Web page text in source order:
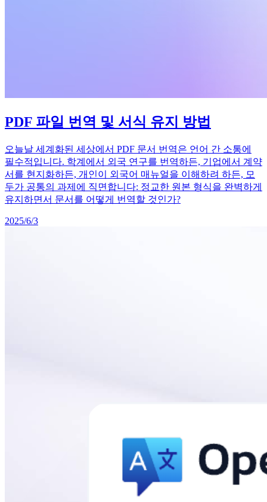
PDF 파일 번역 및 서식 유지 방법
오늘날 세계화된 세상에서 PDF 문서 번역은 언어 간 소통에
필수적입니다. 학계에서 외국 연구를 번역하든, 기업에서 계약
서를 현지화하든, 개인이 외국어 매뉴얼을 이해하려 하든, 모
두가 공통의 과제에 직면합니다: 정교한 원본 형식을 완벽하게
유지하면서 문서를 어떻게 번역할 것인가?
2025/6/3